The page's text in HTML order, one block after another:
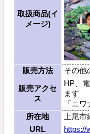
取扱商品(イ
メージ)
販売方法 その他
販売アクセ
ス
HP、
ます
「ニ
所在地
上尾
URL
https://